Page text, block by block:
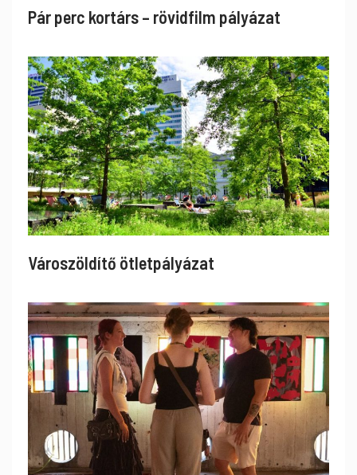
Pár perc kortárs – rövidfilm pályázat
Városzöldítő ötletpályázat